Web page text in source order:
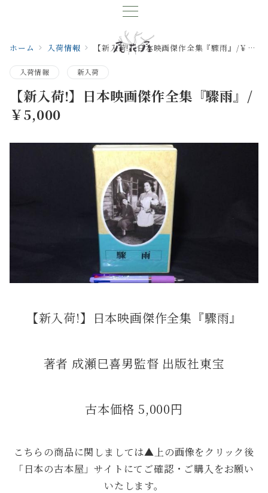
ホーム 入荷情報 【新入荷!】日本映画傑作全集『驟雨』/￥5,000
入荷情報 新入荷
【新入荷!】日本映画傑作全集『驟雨』/
￥5,000
【新入荷!】日本映画傑作全集『驟雨』
著者 成瀬巳喜男監督 出版社東宝
古本価格 5,000円
こちらの商品に関しましては▲上の画像をクリック後
「日本の古本屋」サイトにてご確認・ご購入をお願い
いたします。